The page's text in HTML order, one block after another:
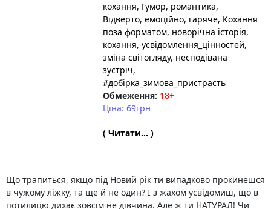
кохання, Гумор, романтика,
Відверто, емоційно, гаряче, Кохання
поза форматом, новорічна історія,
кохання, усвідомлення_цінностей,
зміна світогляду, несподівана
зустріч,
#добірка_зимова_пристрасть
Обмеження: 18+
Ціна: 69грн
( Читати... )
Що трапиться, якщо під Новий рік ти випадково прокинешся
в чужому ліжку, та ще й не один? І з жахом усвідомиш, що в
потилицю дихає зовсім не дівчина. Але ж ти НАТУРАЛ! Чи